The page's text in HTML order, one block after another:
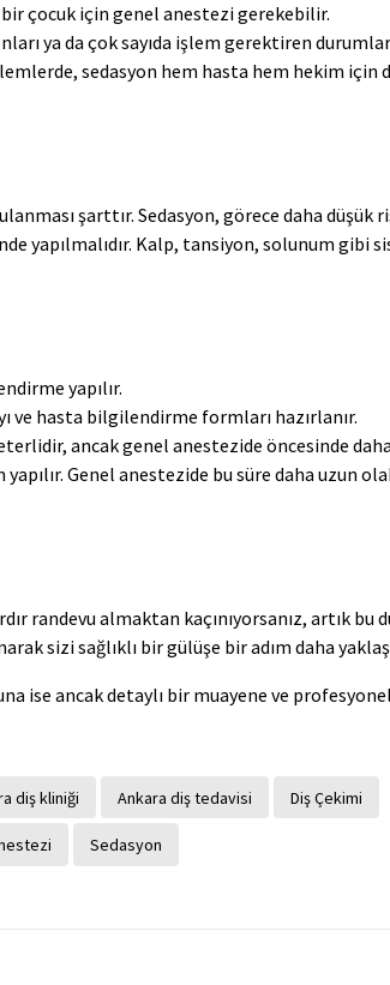
çocuk için genel anestezi gerekebilir.
ya da çok sayıda işlem gerektiren
sedasyon hem hasta hem hekim için
şarttır. Sedasyon, görece daha düşük
yapılmalıdır. Kalp, tansiyon, solunum gibi
yapılır.
ve hasta bilgilendirme formları hazırlanır.
ancak genel anestezide öncesinde
Genel anestezide bu süre daha uzun
randevu almaktan kaçınıyorsanız, artık
sizi sağlıklı bir gülüşe bir adım daha
ise ancak detaylı bir muayene ve
diş kliniği Ankara diş tedavisi Diş Çekimi
Sedasyon